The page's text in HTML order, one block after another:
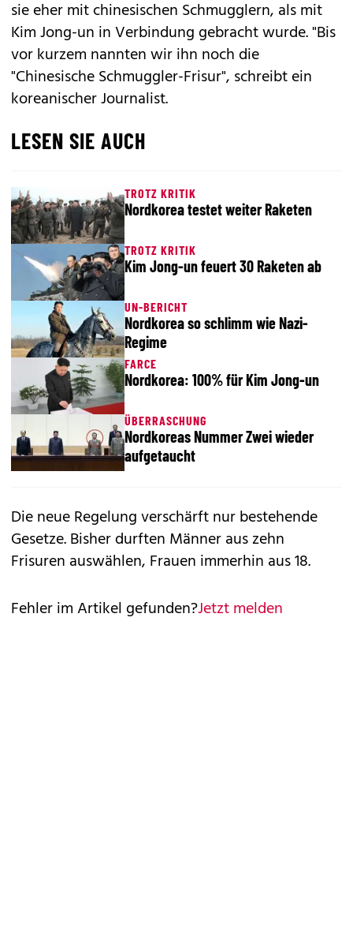
sie eher mit chinesischen Schmugglern, als mit
Kim Jong-un in Verbindung gebracht wurde. "Bis
vor kurzem nannten wir ihn noch die
"Chinesische Schmuggler-Frisur", schreibt ein
koreanischer Journalist.
LESEN SIE AUCH
TROTZ KRITIK
Nordkorea testet weiter Raketen
TROTZ KRITIK
Kim Jong-un feuert 30 Raketen ab
UN-BERICHT
Nordkorea so schlimm wie Nazi-
Regime
FARCE
Nordkorea: 100% für Kim Jong-un
ÜBERRASCHUNG
Nordkoreas Nummer Zwei wieder
aufgetaucht
Die neue Regelung verschärft nur bestehende
Gesetze. Bisher durften Männer aus zehn
Frisuren auswählen, Frauen immerhin aus 18.
Fehler im Artikel gefunden?Jetzt melden